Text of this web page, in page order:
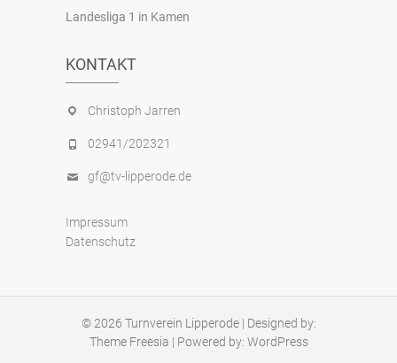
Landesliga 1 in Kamen
KONTAKT
Christoph Jarren
02941/202321
gf@tv-lipperode.de
Impressum
Datenschutz
© 2026 Turnverein Lipperode| Designed by:
Theme Freesia | Powered by: WordPress